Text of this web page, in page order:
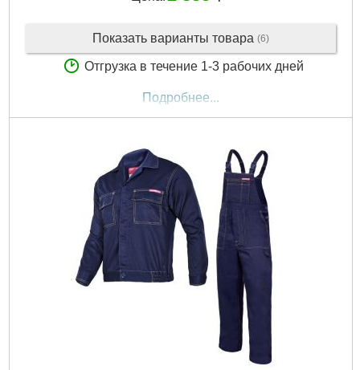
Показать варианты товара (6)
Отгрузка в течение 1-3 рабочих дней
Подробнее...